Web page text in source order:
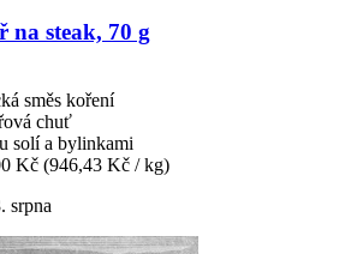
na steak, 70 g
směs koření
chuť
solí a bylinkami
Kč (946,43 Kč / kg)
srpna